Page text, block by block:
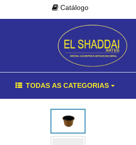
Catálogo
TODAS AS CATEGORIAS